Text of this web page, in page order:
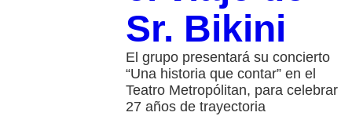
Sr. Bikini
El grupo presentará su concierto
“Una historia que contar” en el
Teatro Metropólitan, para celebrar
27 años de trayectoria